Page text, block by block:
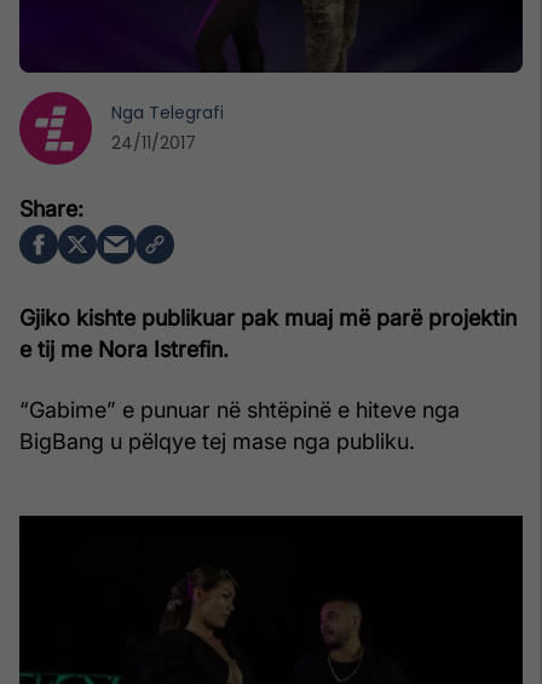
Gjiko kishte publikuar pak muaj më parë projektin
e tij me Nora Istrefin.
“Gabime” e punuar në shtëpinë e hiteve nga
BigBang u pëlqye tej mase nga publiku.
Nga Telegrafi
24/11/2017